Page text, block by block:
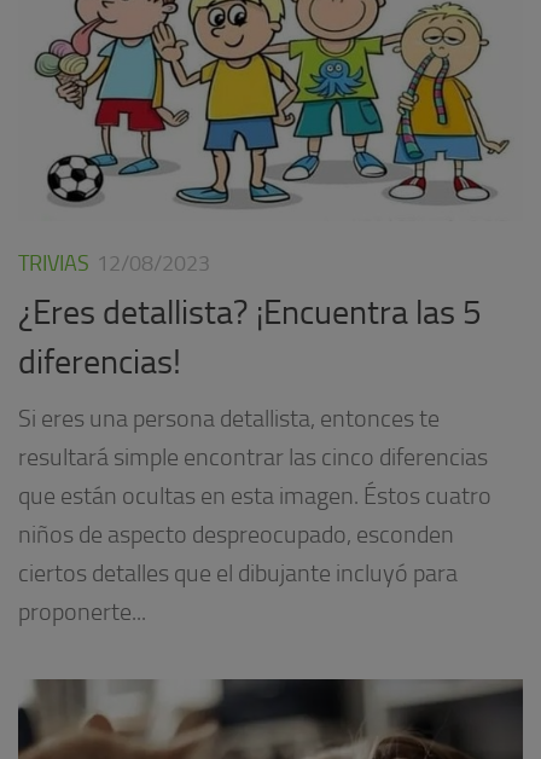
TRIVIAS 12/08/2023
¿Eres detallista? ¡Encuentra las 5
diferencias!
Si eres una persona detallista, entonces te
resultará simple encontrar las cinco diferencias
que están ocultas en esta imagen. Éstos cuatro
niños de aspecto despreocupado, esconden
ciertos detalles que el dibujante incluyó para
proponerte...